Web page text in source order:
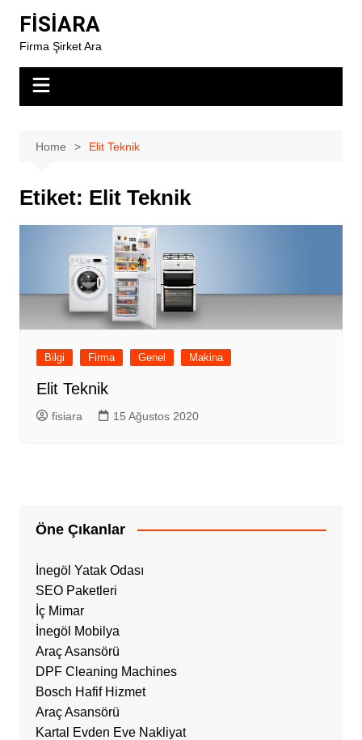
content
FİSİARA
Firma Şirket Ara
Home Elit Teknik
Etiket: Elit Teknik
Bilgi Firma Genel Makina
Elit Teknik
fisiara 15 Ağustos 2020
Öne Çıkanlar
İnegöl Yatak Odası
SEO Paketleri
İç Mimar
İnegöl Mobilya
Araç Asansörü
DPF Cleaning Machines
Bosch Hafif Hizmet
Araç Asansörü
Kartal Evden Eve Nakliyat